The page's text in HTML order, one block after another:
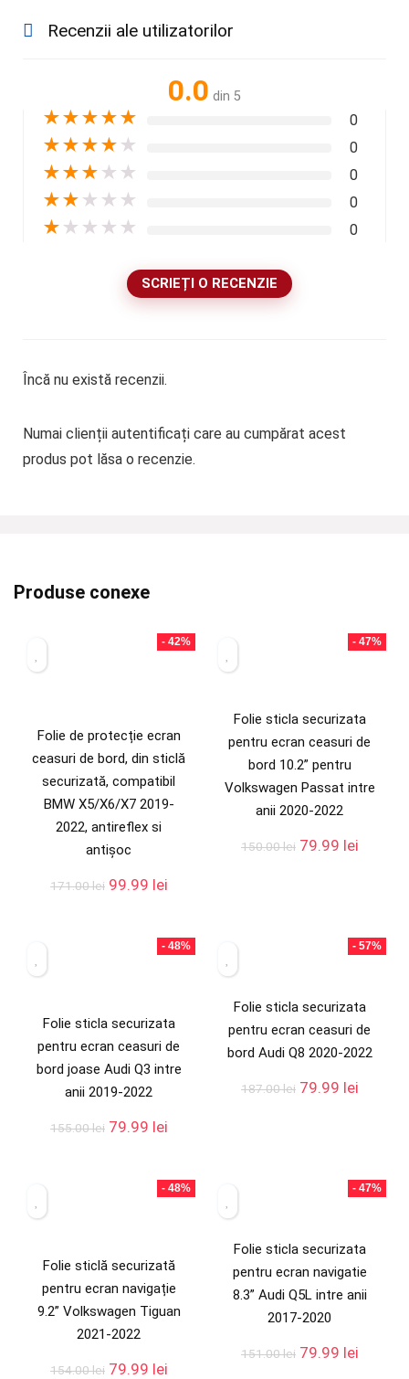
Recenzii ale utilizatorilor
0.0 din 5
★★★★★ 0
★★★★ ★ 0
★★★ ★ ★ 0
★★ ★ ★ ★ 0
★ ★ ★ ★ ★ 0
SCRIEȚI O RECENZIE
Încă nu există recenzii.
Numai clienții autentificați care au cumpărat acest
produs pot lăsa o recenzie.
Produse conexe
- 42%
Folie de protecție ecran
ceasuri de bord, din sticlă
securizată, compatibil
BMW X5/X6/X7 2019-
2022, antireflex si
antișoc
171.00lei 99.99 lei
- 47%
Folie sticla securizata
pentru ecran ceasuri de
bord 10.2” pentru
Volkswagen Passat intre
anii 2020-2022
150.00lei 79.99 lei
- 48%
Folie sticla securizata
pentru ecran ceasuri de
bord joase Audi Q3 intre
anii 2019-2022
155.00lei 79.99 lei
- 57%
Folie sticla securizata
pentru ecran ceasuri de
bord Audi Q8 2020-2022
187.00lei 79.99 lei
- 48%
Folie sticlă securizată
pentru ecran navigație
9.2” Volkswagen Tiguan
2021-2022
154.00lei 79.99 lei
- 47%
Folie sticla securizata
pentru ecran navigatie
8.3” Audi Q5L intre anii
2017-2020
151.00lei 79.99 lei